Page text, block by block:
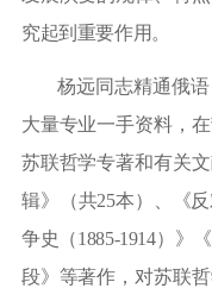
究起到重要作用。
杨远同志精通俄
大量专业一手资料，
苏联哲学专著和有关
辑》（共25本）、《
争史（1885-1914）》
段》等著作，对苏联